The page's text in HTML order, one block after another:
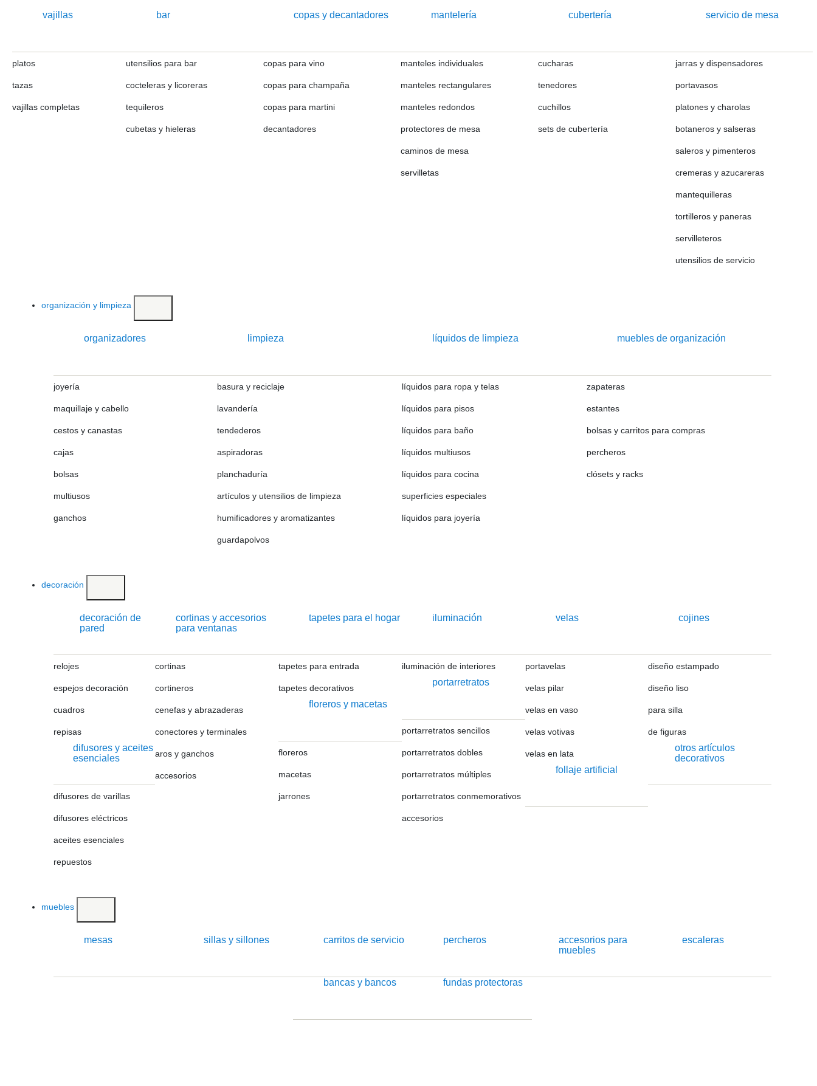
vajillas
platos
tazas
vajillas completas
bar
utensilios para bar
cocteleras y licoreras
tequileros
cubetas y hieleras
copas y decantadores
copas para vino
copas para champaña
copas para martini
decantadores
mantelería
manteles individuales
manteles rectangulares
manteles redondos
protectores de mesa
caminos de mesa
servilletas
cubertería
cucharas
tenedores
cuchillos
sets de cubertería
servicio de mesa
jarras y dispensadores
portavasos
platones y charolas
botaneros y salseras
saleros y pimenteros
cremeras y azucareras
mantequilleras
tortilleros y paneras
servilleteros
utensilios de servicio
organización y limpieza
organizadores
joyería
maquillaje y cabello
cestos y canastas
cajas
bolsas
multiusos
ganchos
limpieza
basura y reciclaje
lavandería
tendederos
aspiradoras
planchaduría
artículos y utensilios de limpieza
humificadores y aromatizantes
guardapolvos
líquidos de limpieza
líquidos para ropa y telas
líquidos para pisos
líquidos para baño
líquidos multiusos
líquidos para cocina
superficies especiales
líquidos para joyería
muebles de organización
zapateras
estantes
bolsas y carritos para compras
percheros
clósets y racks
decoración
decoración de
pared
relojes
espejos decoración
cuadros
repisas
difusores y aceites
esenciales
difusores de varillas
difusores eléctricos
aceites esenciales
repuestos
cortinas y accesorios
para ventanas
cortinas
cortineros
cenefas y abrazaderas
conectores y terminales
aros y ganchos
accesorios
tapetes para el hogar
tapetes para entrada
tapetes decorativos
floreros y macetas
floreros
macetas
jarrones
iluminación
iluminación de interiores
portarretratos
portarretratos sencillos
portarretratos dobles
portarretratos múltiples
portarretratos conmemorativos
accesorios
velas
portavelas
velas pilar
velas en vaso
velas votivas
velas en lata
follaje artificial
cojines
diseño estampado
diseño liso
para silla
de figuras
otros artículos
decorativos
muebles
mesas sillas y sillones carritos de servicio
bancas y bancos
percheros
fundas protectoras
accesorios para
muebles
escaleras